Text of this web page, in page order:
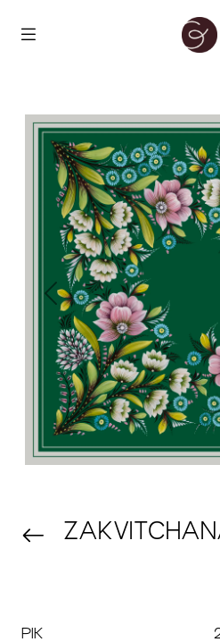
Previous
РІК